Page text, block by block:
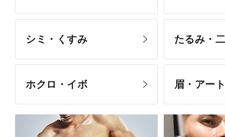
シミ・くすみ
ホクロ・イボ
たるみ・
眉・アー